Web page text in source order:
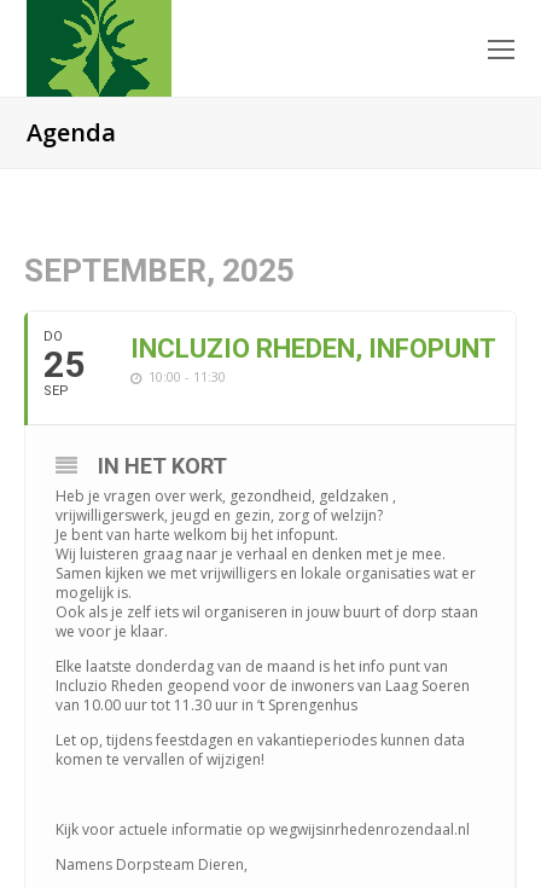
Agenda
SEPTEMBER, 2025
DO
25
SEP
INCLUZIO RHEDEN, INFOPUNT
10:00 - 11:30
IN HET KORT
Heb je vragen over werk, gezondheid, geldzaken ,
vrijwilligerswerk, jeugd en gezin, zorg of welzijn?
Je bent van harte welkom bij het infopunt.
Wij luisteren graag naar je verhaal en denken met je mee.
Samen kijken we met vrijwilligers en lokale organisaties wat er
mogelijk is.
Ook als je zelf iets wil organiseren in jouw buurt of dorp staan
we voor je klaar.
Elke laatste donderdag van de maand is het info punt van
Incluzio Rheden geopend voor de inwoners van Laag Soeren
van 10.00 uur tot 11.30 uur in ‘t Sprengenhus
Let op, tijdens feestdagen en vakantieperiodes kunnen data
komen te vervallen of wijzigen!
Kijk voor actuele informatie op wegwijsinrhedenrozendaal.nl
Namens Dorpsteam Dieren,